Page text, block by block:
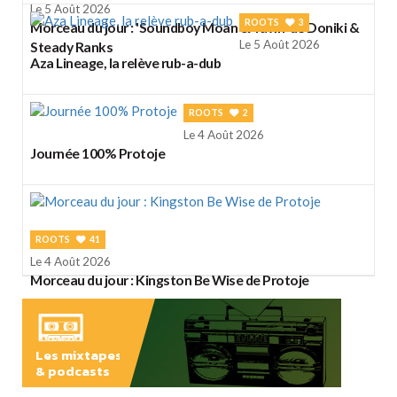
Le 5 Août 2026
Morceau du jour : 'Soundboy Moan & Yawn' de Doniki &
Steady Ranks
ROOTS 3
Le 5 Août 2026
Aza Lineage, la relève rub-a-dub
ROOTS 2
Le 4 Août 2026
Journée 100% Protoje
ROOTS 41
Le 4 Août 2026
Morceau du jour : Kingston Be Wise de Protoje
Les mixtapes
& podcasts